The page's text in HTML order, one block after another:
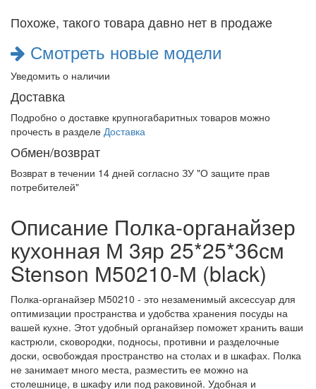
Похоже, такого товара давно нет в продаже
Смотреть новые модели
Уведомить о наличии
Доставка
Подробно о доставке крупногабаритных товаров можно
прочесть в разделе Доставка
Обмен/возврат
Возврат в течении 14 дней согласно ЗУ "О защите прав
потребителей"
Описание Полка-органайзер
кухонная М 3яр 25*25*36см
Stenson М50210-М (black)
Полка-органайзер М50210 - это незаменимый аксессуар для
оптимизации пространства и удобства хранения посуды на
вашей кухне. Этот удобный органайзер поможет хранить ваши
кастрюли, сковородки, подносы, противни и разделочные
доски, освобождая пространство на столах и в шкафах. Полка
не занимает много места, разместить ее можно на
столешнице, в шкафу или под раковиной. Удобная и